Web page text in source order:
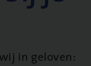
in geloven: